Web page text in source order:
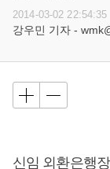
2014-03-02 22:54:35
강우민 기자 -
신임 외환은행